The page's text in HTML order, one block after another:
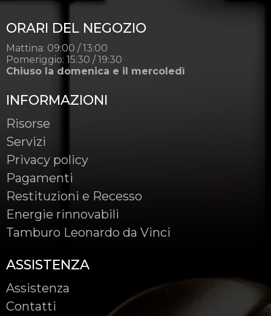
ORARI DEL NEGOZIO
Mattina: 09:00 / 13:00
Pomeriggio: 15:30 / 19:30
Chiuso la domenica e il mercoledì
INFORMAZIONI
Risorse
Servizi
Privacy policy
Pagamenti
Restituzioni e Recesso
Energie rinnovabili
Tamburo Leonardo da Vinci
ASSISTENZA
Assistenza
Contatti